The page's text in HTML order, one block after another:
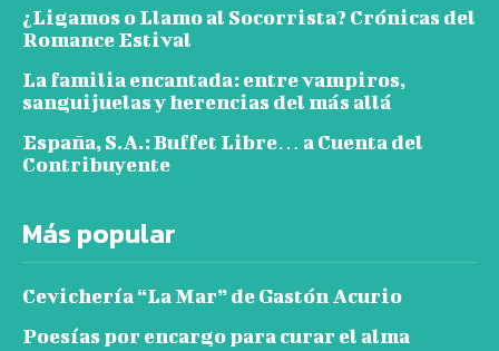
¿Ligamos o Llamo al Socorrista? Crónicas del
Romance Estival
La familia encantada: entre vampiros,
sanguijuelas y herencias del más allá
España, S.A.: Buffet Libre… a Cuenta del
Contribuyente
Más popular
Cevichería “La Mar” de Gastón Acurio
Poesías por encargo para curar el alma